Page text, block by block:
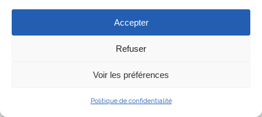
Accepter
Refuser
Voir les préférences
Politique de confidentialité
Haute-Corse